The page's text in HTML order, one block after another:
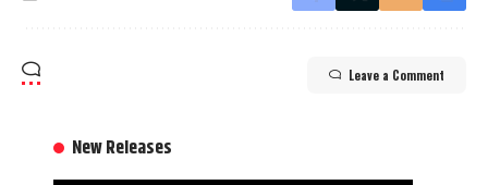
Leave a Comment
New Releases